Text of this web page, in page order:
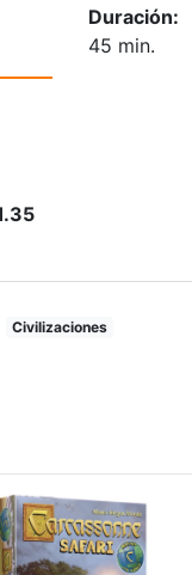
Duración:
45 min.
Civilizaciones